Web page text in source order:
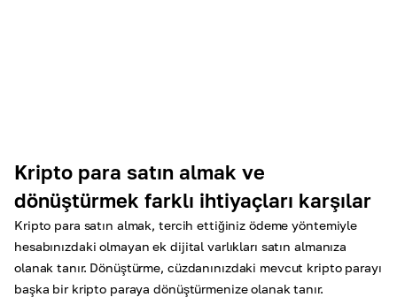
Kripto para satın almak ve
dönüştürmek farklı ihtiyaçları karşılar
Kripto para satın almak, tercih ettiğiniz ödeme yöntemiyle
hesabınızdaki olmayan ek dijital varlıkları satın almanıza
olanak tanır. Dönüştürme, cüzdanınızdaki mevcut kripto parayı
başka bir kripto paraya dönüştürmenize olanak tanır.